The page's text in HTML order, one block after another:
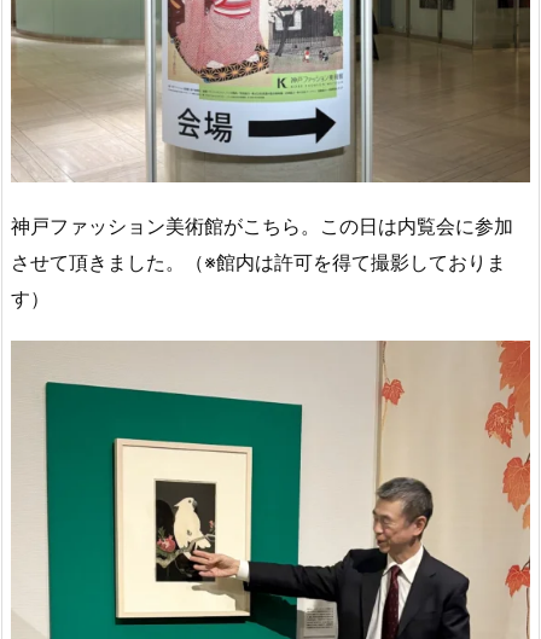
神戸ファッション美術館がこちら。この日は内覧会に参加
させて頂きました。（※館内は許可を得て撮影しておりま
す）